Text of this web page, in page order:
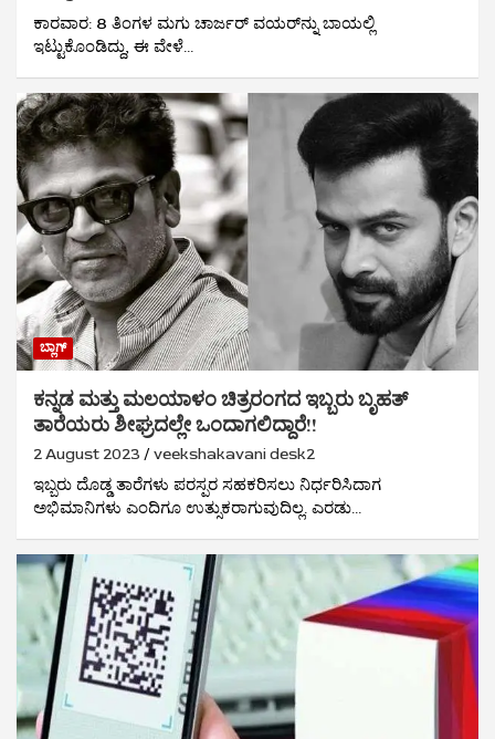
ಕಾರವಾರ: 8 ತಿಂಗಳ ಮಗು ಚಾರ್ಜರ್ ವಯರ್‌ನ್ನು ಬಾಯಲ್ಲಿ
ಇಟ್ಟುಕೊಂಡಿದ್ದು, ಈ ವೇಳೆ…
ಬ್ಲಾಗ್
ಕನ್ನಡ ಮತ್ತು ಮಲಯಾಳಂ ಚಿತ್ರರಂಗದ ಇಬ್ಬರು ಬೃಹತ್
ತಾರೆಯರು ಶೀಘ್ರದಲ್ಲೇ ಒಂದಾಗಲಿದ್ದಾರೆ!!
2 August 2023 veekshakavani desk2
ಇಬ್ಬರು ದೊಡ್ಡ ತಾರೆಗಳು ಪರಸ್ಪರ ಸಹಕರಿಸಲು ನಿರ್ಧರಿಸಿದಾಗ
ಅಭಿಮಾನಿಗಳು ಎಂದಿಗೂ ಉತ್ಸುಕರಾಗುವುದಿಲ್ಲ. ಎರಡು…